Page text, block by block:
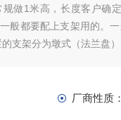
做1米高，长度客户确
般都要配上支架用的。
支架分为墩式（法兰盘）
厂商性质：